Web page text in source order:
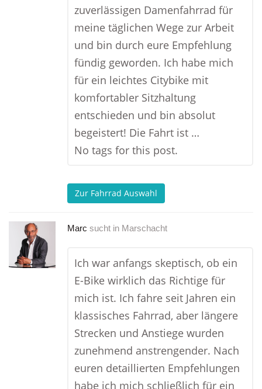
zuverlässigen Damenfahrrad für
meine täglichen Wege zur Arbeit
und bin durch eure Empfehlung
fündig geworden. Ich habe mich
für ein leichtes Citybike mit
komfortabler Sitzhaltung
entschieden und bin absolut
begeistert! Die Fahrt ist …
No tags for this post.
Zur Fahrrad Auswahl
Marc sucht in Marschacht
Ich war anfangs skeptisch, ob ein
E-Bike wirklich das Richtige für
mich ist. Ich fahre seit Jahren ein
klassisches Fahrrad, aber längere
Strecken und Anstiege wurden
zunehmend anstrengender. Nach
euren detaillierten Empfehlungen
habe ich mich schließlich für ein